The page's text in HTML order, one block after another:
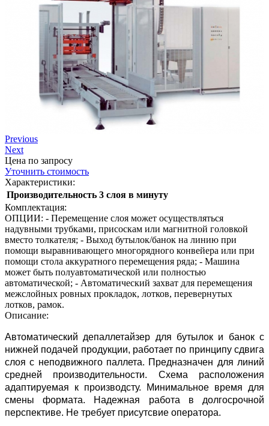
Previous
Next
Цена по запросу
Уточнить стоимость
Характеристики:
Производительность 3 слоя в минуту
Комплектация:
ОПЦИИ: - Перемещение слоя может осуществляться
надувными трубками, присоскам или магнитной головкой
вместо толкателя; - Выход бутылок/банок на линию при
помощи выравнивающего многорядного конвейера или при
помощи стола аккуратного перемещения ряда; - Машина
может быть полуавтоматической или полностью
автоматической; - Автоматический захват для перемещения
межслойных ровных прокладок, лотков, перевернутых
лотков, рамок.
Описание:
Автоматический депаллетайзер для бутылок и банок с
нижней подачей продукции, работает по принципу сдвига
слоя с неподвижного паллета. Предназначен для линий
средней производительности. Схема расположения
адаптируемая к производсту. Минимальное время для
смены формата. Надежная работа в долгосрочной
перспективе. Не требует присутсвие оператора.